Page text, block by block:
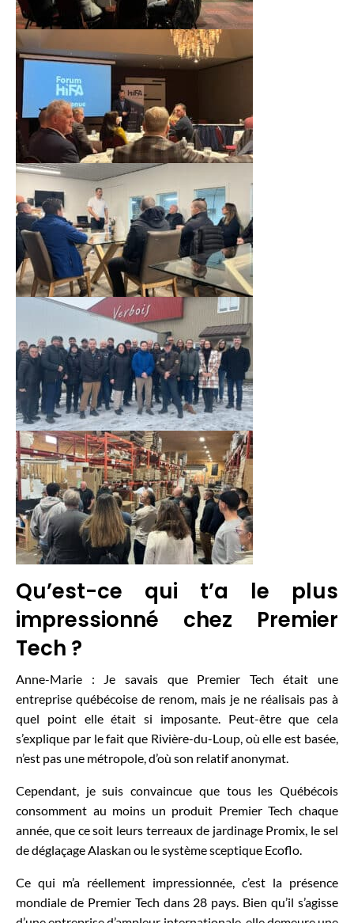
Qu’est-ce qui t’a le plus
impressionné chez Premier
Tech ?
Anne-Marie : Je savais que Premier Tech était une
entreprise québécoise de renom, mais je ne réalisais pas à
quel point elle était si imposante. Peut-être que cela
s’explique par le fait que Rivière-du-Loup, où elle est basée,
n’est pas une métropole, d’où son relatif anonymat.
Cependant, je suis convaincue que tous les Québécois
consomment au moins un produit Premier Tech chaque
année, que ce soit leurs terreaux de jardinage Promix, le sel
de déglaçage Alaskan ou le système sceptique Ecoflo.
Ce qui m’a réellement impressionnée, c’est la présence
mondiale de Premier Tech dans 28 pays. Bien qu’il s’agisse